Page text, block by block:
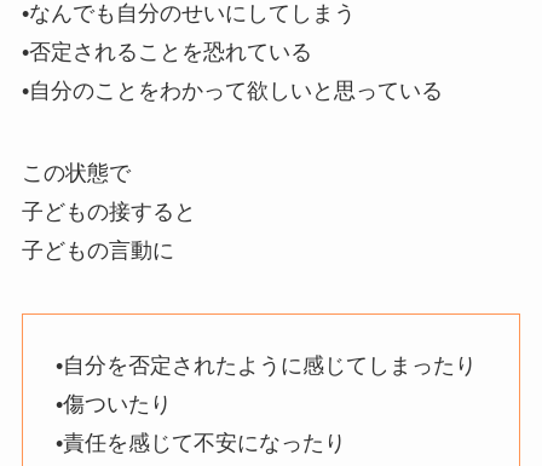
•なんでも自分のせいにしてしまう
•否定されることを恐れている
•自分のことをわかって欲しいと思っている
この状態で
子どもの接すると
子どもの言動に
•自分を否定されたように感じてしまったり
•傷ついたり
•責任を感じて不安になったり